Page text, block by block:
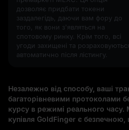
дозволяє придбати токени
заздалегідь, даючи вам фору до
того, як вони з'являться на
спотовому ринку. Крім того, всі
угоди захищені та
автоматично після лістингу.
Незалежно від способу, ваші
багаторівневими протоколами
курсу в режимі реального часу.
купівля GoldFinger є